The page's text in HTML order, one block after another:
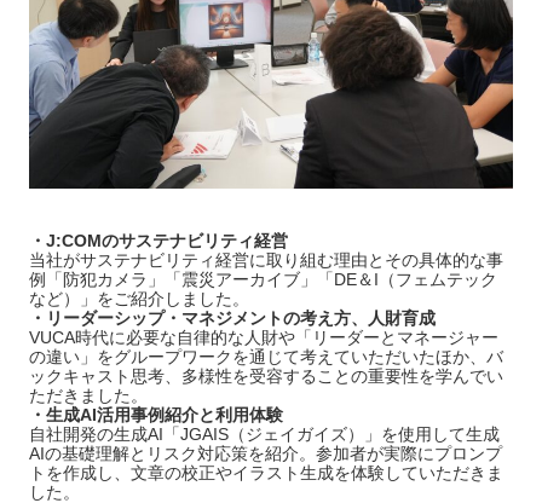
・J:COMのサステナビリティ経営
当社がサステナビリティ経営に取り組む理由とその具体的な事
例「防犯カメラ」「震災アーカイブ」「DE＆I（フェムテック
など）」をご紹介しました。
・リーダーシップ・マネジメントの考え方、人財育成
VUCA時代に必要な自律的な人財や「リーダーとマネージャー
の違い」をグループワークを通じて考えていただいたほか、バ
ックキャスト思考、多様性を受容することの重要性を学んでい
ただきました。
・生成AI活用事例紹介と利用体験
自社開発の生成AI「JGAIS（ジェイガイズ）」を使用して生成
AIの基礎理解とリスク対応策を紹介。参加者が実際にプロンプ
トを作成し、文章の校正やイラスト生成を体験していただきま
した。